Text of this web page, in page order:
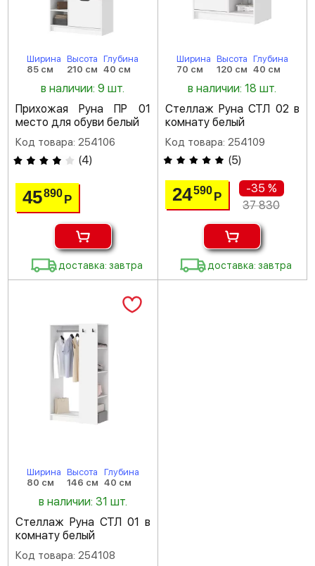
Ширина
85 см
Высота
210 см
Глубина
40 см
в наличии: 9 шт.
Прихожая Руна ПР 01
место для обуви белый
Код товара: 254106
(4)
45890Р
доставка: завтра
Ширина
70 см
Высота
120 см
Глубина
40 см
в наличии: 18 шт.
Стеллаж Руна СТЛ 02 в
комнату белый
Код товара: 254109
(5)
24590 Р
-35 %
37 830
доставка: завтра
Ширина
80 см
Высота
146 см
Глубина
40 см
в наличии: 31 шт.
Стеллаж Руна СТЛ 01 в
комнату белый
Код товара: 254108